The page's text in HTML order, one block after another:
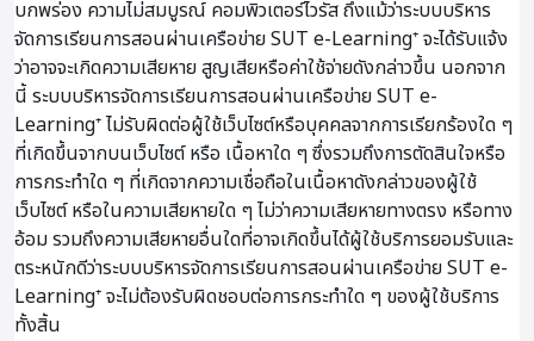
บกพร่อง ความไม่สมบูรณ์ คอมพิวเตอร์ไวรัส ถึงแม้ว่าระบบบริหาร
จัดการเรียนการสอนผ่านเครือข่าย SUT e-Learning⁺ จะได้รับแจ้ง
ว่าอาจจะเกิดความเสียหาย สูญเสียหรือค่าใช้จ่ายดังกล่าวขึ้น นอกจาก
นี้ ระบบบริหารจัดการเรียนการสอนผ่านเครือข่าย SUT e-
Learning⁺ ไม่รับผิดต่อผู้ใช้เว็บไซต์หรือบุคคลจากการเรียกร้องใด ๆ
ที่เกิดขึ้นจากบนเว็บไซต์ หรือ เนื้อหาใด ๆ ซึ่งรวมถึงการตัดสินใจหรือ
การกระทำใด ๆ ที่เกิดจากความเชื่อถือในเนื้อหาดังกล่าวของผู้ใช้
เว็บไซต์ หรือในความเสียหายใด ๆ ไม่ว่าความเสียหายทางตรง หรือทาง
อ้อม รวมถึงความเสียหายอื่นใดที่อาจเกิดขึ้นได้ผู้ใช้บริการยอมรับและ
ตระหนักดีว่าระบบบริหารจัดการเรียนการสอนผ่านเครือข่าย SUT e-
Learning⁺ จะไม่ต้องรับผิดชอบต่อการกระทำใด ๆ ของผู้ใช้บริการ
ทั้งสิ้น